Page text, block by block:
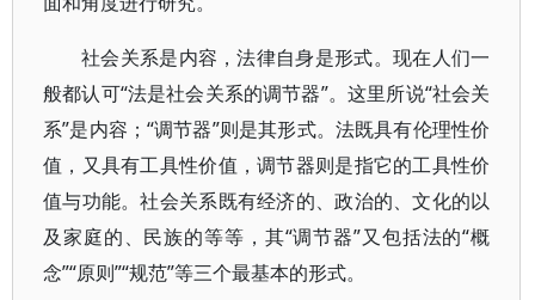
社会关系是内容，法律自身是形式。现在人们一
般都认可“法是社会关系的调节器”。这里所说“社会关
系”是内容；“调节器”则是其形式。法既具有伦理性价
值，又具有工具性价值，调节器则是指它的工具性价
值与功能。社会关系既有经济的、政治的、文化的以
及家庭的、民族的等等，其“调节器”又包括法的“概
念”“原则”“规范”等三个最基本的形式。